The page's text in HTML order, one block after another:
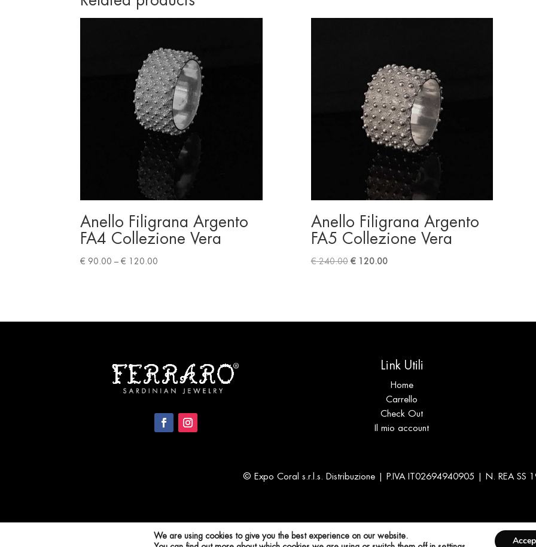
Anello Filigrana Argento
FA4 Collezione Vera
€ 90.00 – € 120.00
Anello Filigrana Argento
FA5 Collezione Vera
€240.00 Original
€120.00Current
Link Utili
Home
Carrello
Check Out
Il mio account
© Expo Coral s.r.l.s. Distribuzione | P.IVA IT02694940905 | N. REA SS
We are using cookies to give you the best experience on our website.